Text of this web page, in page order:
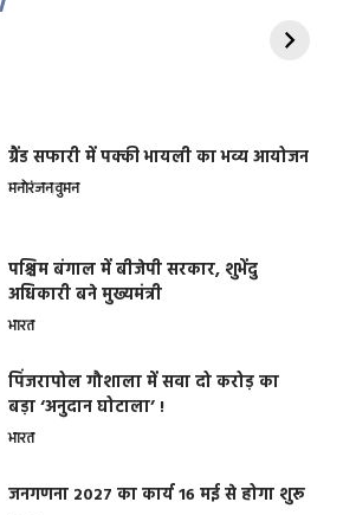
ग्रैंड सफारी में पक्की भायली का भव्य आयोजन
मनोरंजनवुमन
पश्चिम बंगाल में बीजेपी सरकार, शुभेंदु
अधिकारी बने मुख्यमंत्री
भारत
​पिंजरापोल गौशाला में सवा दो करोड़ का
बड़ा ‘अनुदान घोटाला’ !
भारत
जनगणना 2027 का कार्य 16 मई से होगा शुरू